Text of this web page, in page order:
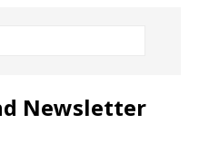
Newsletter